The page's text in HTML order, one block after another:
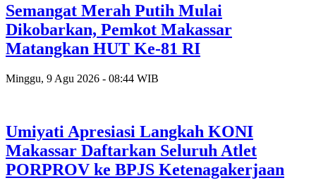
Semangat Merah Putih Mulai
Dikobarkan, Pemkot Makassar
Matangkan HUT Ke-81 RI
Minggu, 9 Agu 2026 - 08:44 WIB
Umiyati Apresiasi Langkah KONI
Makassar Daftarkan Seluruh Atlet
PORPROV ke BPJS Ketenagakerjaan